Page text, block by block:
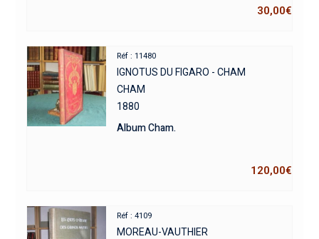
30,00€
Réf : 11480
IGNOTUS DU FIGARO - CHAM
CHAM
1880
Album Cham.
120,00€
Réf : 4109
MOREAU-VAUTHIER